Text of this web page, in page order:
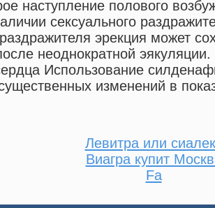
наступление полового
сексуального
эрекция может
неоднократной
Использование
изменений в
Левитра или
Виагра купит
Fa